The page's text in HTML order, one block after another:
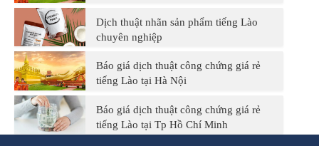
Dịch thuật nhãn sản phẩm tiếng Lào
chuyên nghiệp
Báo giá dịch thuật công chứng giá rẻ
tiếng Lào tại Hà Nội
Báo giá dịch thuật công chứng giá rẻ
tiếng Lào tại Tp Hồ Chí Minh